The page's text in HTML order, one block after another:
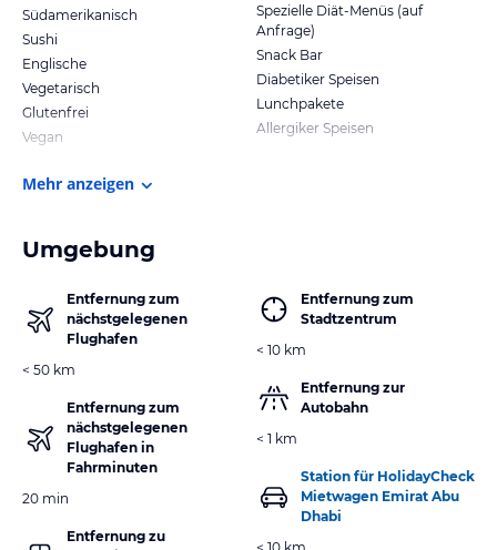
Südamerikanisch
Sushi
Englische
Vegetarisch
Glutenfrei
Vegan
Spezielle Diät-Menüs (auf
Anfrage)
Snack Bar
Diabetiker Speisen
Lunchpakete
Allergiker Speisen
Mehr anzeigen
Umgebung
Entfernung zum
nächstgelegenen
Flughafen
< 50 km
Entfernung zum
nächstgelegenen
Flughafen in
Fahrminuten
20 min
Entfernung zu
Entfernung zum
Stadtzentrum
< 10 km
Entfernung zur
Autobahn
< 1 km
Station für HolidayCheck
Mietwagen Emirat Abu
Dhabi